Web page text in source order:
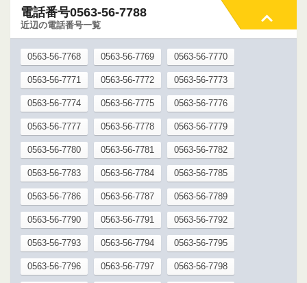
電話番号0563-56-7788
近辺の電話番号一覧
0563-56-7768 0563-56-7769 0563-56-7770
0563-56-7771 0563-56-7772 0563-56-7773
0563-56-7774 0563-56-7775 0563-56-7776
0563-56-7777 0563-56-7778 0563-56-7779
0563-56-7780 0563-56-7781 0563-56-7782
0563-56-7783 0563-56-7784 0563-56-7785
0563-56-7786 0563-56-7787 0563-56-7789
0563-56-7790 0563-56-7791 0563-56-7792
0563-56-7793 0563-56-7794 0563-56-7795
0563-56-7796 0563-56-7797 0563-56-7798